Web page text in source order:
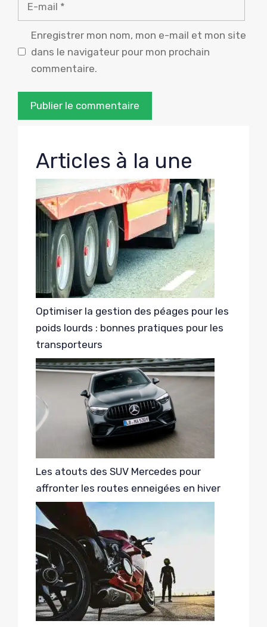
Enregistrer mon nom, mon e-mail et mon site
dans le navigateur pour mon prochain
commentaire.
Articles à la une
Optimiser la gestion des péages pour les
poids lourds : bonnes pratiques pour les
transporteurs
Les atouts des SUV Mercedes pour
affronter les routes enneigées en hiver